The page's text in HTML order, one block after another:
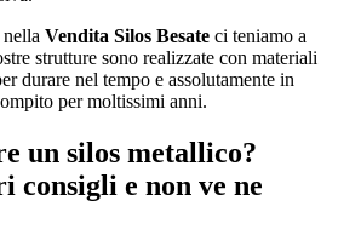
Vendita Silos Besate ci teniamo a
strutture sono realizzate con materiali
durare nel tempo e assolutamente in
per moltissimi anni.
un silos metallico?
consigli e non ve ne